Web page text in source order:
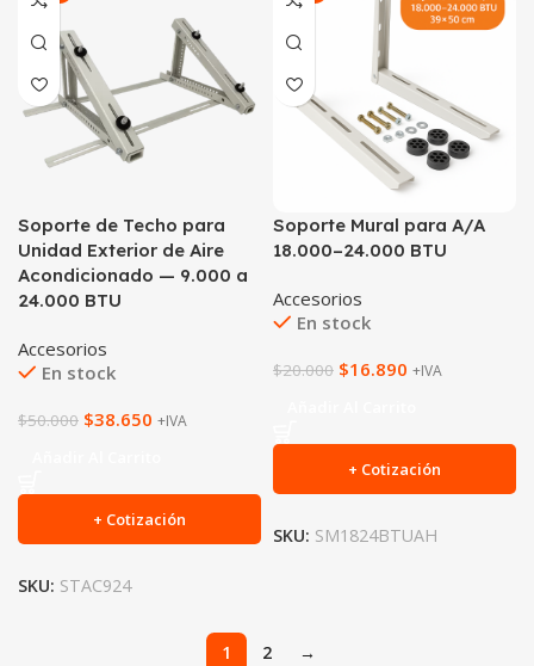
Soporte de Techo para
Unidad Exterior de Aire
Acondicionado — 9.000 a
24.000 BTU
Accesorios
En stock
$50.000 $38.650 +IVA
+ Cotización
SKU: STAC924
Soporte Mural para A/A
18.000–24.000 BTU
Accesorios
En stock
$20.000 $16.890 +IVA
+ Cotización
SKU: SM1824BTUAH
1 2 →